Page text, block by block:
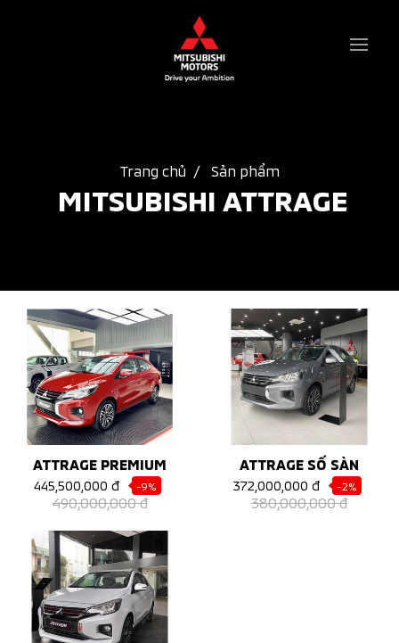
Trang chủ Sản phẩm
MITSUBISHI ATTRAGE
ATTRAGE PREMIUM
445,500,000 đ -9%
490,000,000 đ
ATTRAGE SỐ SÀN
372,000,000 đ -2%
380,000,000 đ